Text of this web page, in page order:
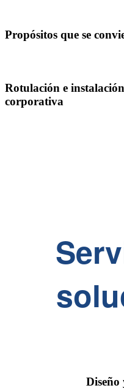
Propósitos que se
Rotulación e
corporativa